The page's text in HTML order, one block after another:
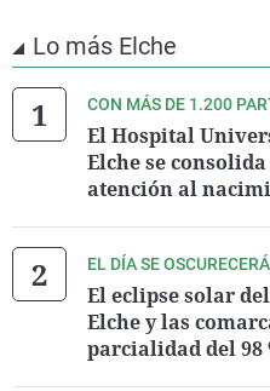
Lo más Elche
CON MÁS DE 1.200
El Hospital
Elche se
atención al
EL DÍA SE
El eclipse solar
Elche y las
parcialidad del 98